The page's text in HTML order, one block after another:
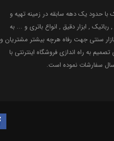
با حدود یک دهه سابقه در زمینه تهیه و
, ابزار دقیق , انواع باتری و ... به
سنتی جهت رفاه هرچه بیشتر مشتریان و
به راه اندازی فروشگاه اینترنتی با
سفارشات نموده است.